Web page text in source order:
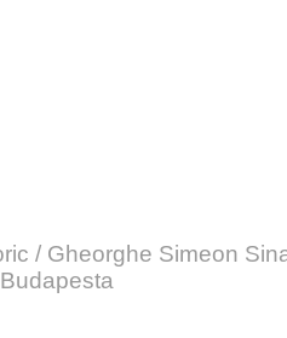
/ Gheorghe Simeon